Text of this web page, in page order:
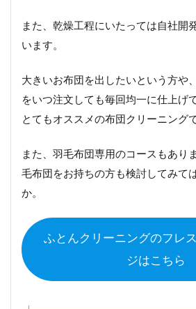
また、乾燥工程にいたっては自社開
います。
大きいお布団を出したいという方や
をいつ注文しても毎回均一に仕上げ
とてもオススメの布団クリーニングで
また、羽毛布団専用のコースもあり
毛布団をお持ちの方も検討してみて
か。
ふとんクリーニングのフレ
ジはこちら